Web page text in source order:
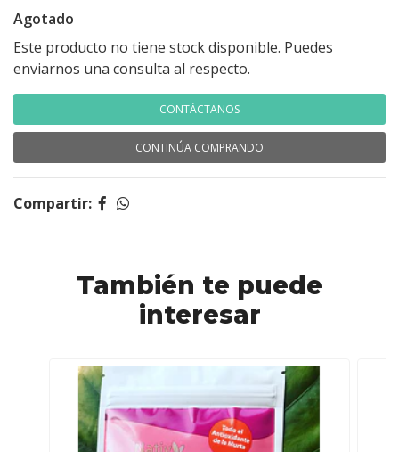
Agotado
Este producto no tiene stock disponible. Puedes
enviarnos una consulta al respecto.
CONTÁCTANOS
CONTINÚA COMPRANDO
Compartir:
También te puede
interesar